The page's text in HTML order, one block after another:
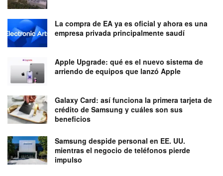
La compra de EA ya es oficial y ahora es una
empresa privada principalmente saudí
Apple Upgrade: qué es el nuevo sistema de
arriendo de equipos que lanzó Apple
Galaxy Card: así funciona la primera tarjeta de
crédito de Samsung y cuáles son sus
beneficios
Samsung despide personal en EE. UU.
mientras el negocio de teléfonos pierde
impulso